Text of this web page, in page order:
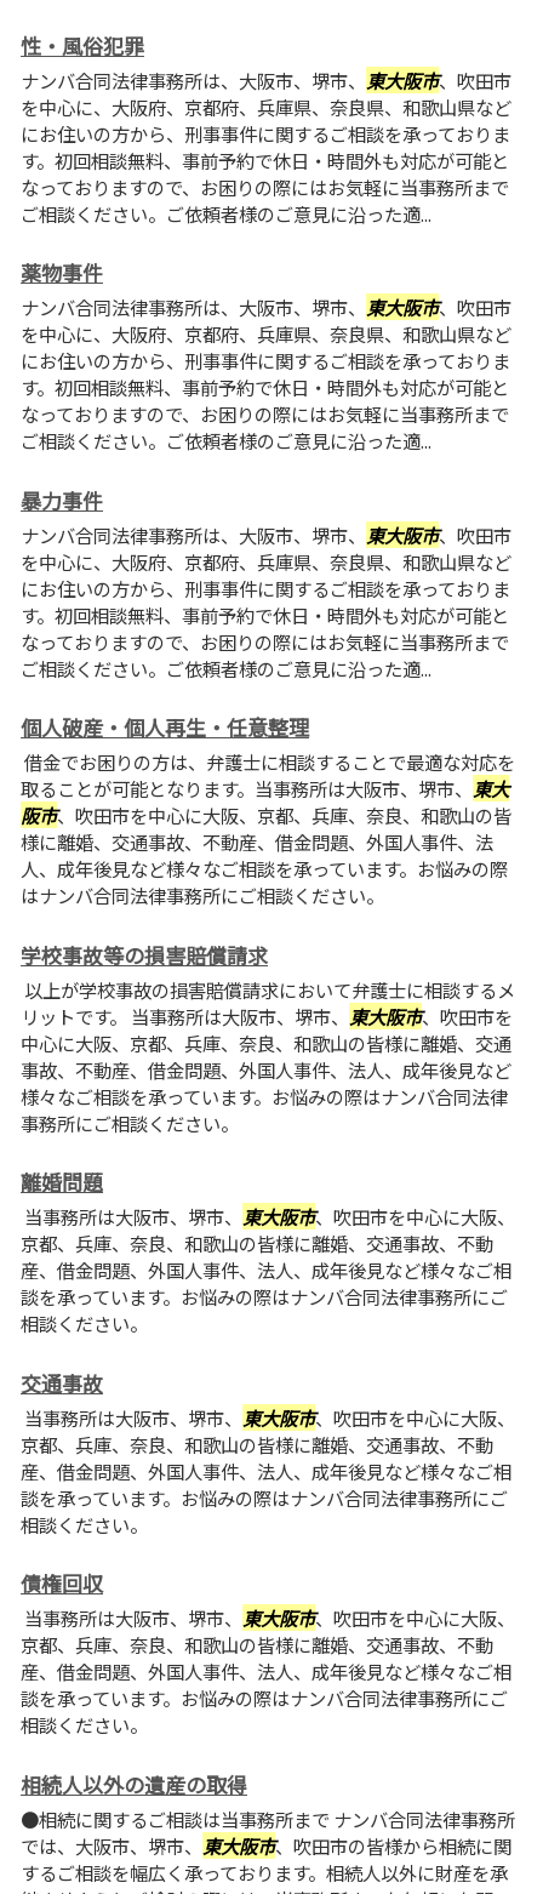
性・風俗犯罪
ナンバ合同法律事務所は、大阪市、堺市、 東大阪市、吹田市
を中心に、大阪府、京都府、兵庫県、奈良県、和歌山県など
にお住いの方から、刑事事件に関するご相談を承っておりま
す。初回相談無料、事前予約で休日・時間外も対応が可能と
なっておりますので、お困りの際にはお気軽に当事務所まで
ご相談ください。ご依頼者様のご意見に沿った適...
薬物事件
ナンバ合同法律事務所は、大阪市、堺市、 東大阪市、吹田市
を中心に、大阪府、京都府、兵庫県、奈良県、和歌山県など
にお住いの方から、刑事事件に関するご相談を承っておりま
す。初回相談無料、事前予約で休日・時間外も対応が可能と
なっておりますので、お困りの際にはお気軽に当事務所まで
ご相談ください。ご依頼者様のご意見に沿った適...
暴力事件
ナンバ合同法律事務所は、大阪市、堺市、 東大阪市、吹田市
を中心に、大阪府、京都府、兵庫県、奈良県、和歌山県など
にお住いの方から、刑事事件に関するご相談を承っておりま
す。初回相談無料、事前予約で休日・時間外も対応が可能と
なっておりますので、お困りの際にはお気軽に当事務所まで
ご相談ください。ご依頼者様のご意見に沿った適...
個人破産・個人再生・任意整理
借金でお困りの方は、弁護士に相談することで最適な対応を
取ることが可能となります。当事務所は大阪市、堺市、 東大
阪市、吹田市を中心に大阪、京都、兵庫、奈良、和歌山の皆
様に離婚、交通事故、不動産、借金問題、外国人事件、法
人、成年後見など様々なご相談を承っています。お悩みの際
はナンバ合同法律事務所にご相談ください。
学校事故等の損害賠償請求
以上が学校事故の損害賠償請求において弁護士に相談するメ
リットです。 当事務所は大阪市、堺市、 東大阪市、吹田市を
中心に大阪、京都、兵庫、奈良、和歌山の皆様に離婚、交通
事故、不動産、借金問題、外国人事件、法人、成年後見など
様々なご相談を承っています。お悩みの際はナンバ合同法律
事務所にご相談ください。
離婚問題
当事務所は大阪市、堺市、 東大阪市、吹田市を中心に大阪、
京都、兵庫、奈良、和歌山の皆様に離婚、交通事故、不動
産、借金問題、外国人事件、法人、成年後見など様々なご相
談を承っています。お悩みの際はナンバ合同法律事務所にご
相談ください。
交通事故
当事務所は大阪市、堺市、 東大阪市、吹田市を中心に大阪、
京都、兵庫、奈良、和歌山の皆様に離婚、交通事故、不動
産、借金問題、外国人事件、法人、成年後見など様々なご相
談を承っています。お悩みの際はナンバ合同法律事務所にご
相談ください。
債権回収
当事務所は大阪市、堺市、 東大阪市、吹田市を中心に大阪、
京都、兵庫、奈良、和歌山の皆様に離婚、交通事故、不動
産、借金問題、外国人事件、法人、成年後見など様々なご相
談を承っています。お悩みの際はナンバ合同法律事務所にご
相談ください。
相続人以外の遺産の取得
●相続に関するご相談は当事務所まで ナンバ合同法律事務所
では、大阪市、堺市、 東大阪市、吹田市の皆様から相続に関
するご相談を幅広く承っております。相続人以外に財産を承